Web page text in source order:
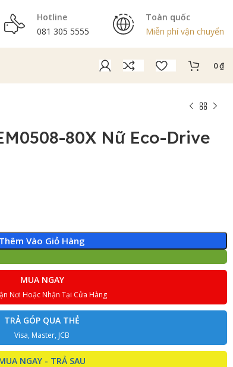
Hotline
081 305 5555
Toàn quốc
Miễn phí vận chuyển
0₫
80X Nữ Eco-Drive
Thêm Vào Giỏ Hàng
MUA NGAY
Nơi Hoặc Nhận Tại Cửa Hàng
TRẢ GÓP QUA THẺ
Visa, Master, JCB
NGAY - TRẢ SAU